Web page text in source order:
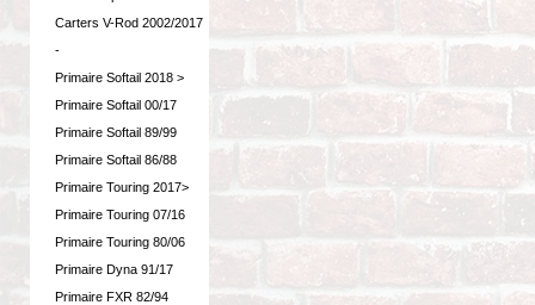
Carters V-Rod 2002/2017
-
Primaire Softail 2018 >
Primaire Softail 00/17
Primaire Softail 89/99
Primaire Softail 86/88
Primaire Touring 2017>
Primaire Touring 07/16
Primaire Touring 80/06
Primaire Dyna 91/17
Primaire FXR 82/94